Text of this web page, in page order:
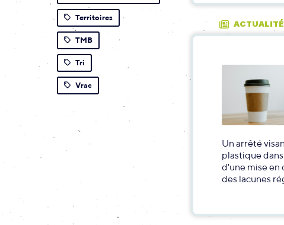
Territoires
TMB
Tri
Vrac
Un arrêté
plastique
d'une mise en
des lacunes